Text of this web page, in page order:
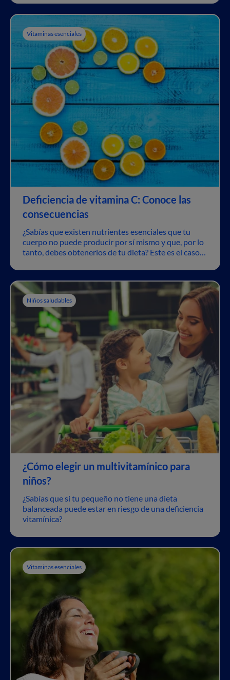
vitamina A por sí mismo, por lo que debes obtenerlo
a través de la dieta.
Vitaminas esenciales
Deficiencia de vitamina C: Conoce las
consecuencias
¿Sabías que existen nutrientes esenciales que tu
cuerpo no puede producir por sí mismo y que, por lo
tanto, debes obtenerlos de tu dieta? Este es el caso
ascórbico.
Niños saludables
¿Cómo elegir un multivitamínico para
niños?
¿Sabías que si tu pequeño no tiene una dieta
balanceada puede estar en riesgo de una deficiencia
vitamínica?
Vitaminas esenciales